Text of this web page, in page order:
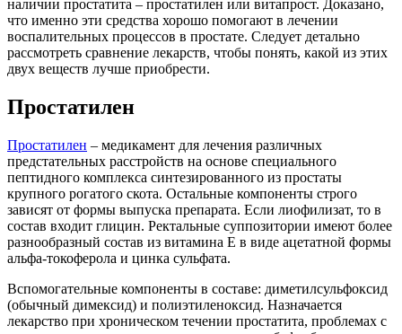
наличии простатита – простатилен или витапрост. Доказано,
что именно эти средства хорошо помогают в лечении
воспалительных процессов в простате. Следует детально
рассмотреть сравнение лекарств, чтобы понять, какой из этих
двух веществ лучше приобрести.
Простатилен
Простатилен – медикамент для лечения различных
предстательных расстройств на основе специального
пептидного комплекса синтезированного из простаты
крупного рогатого скота. Остальные компоненты строго
зависят от формы выпуска препарата. Если лиофилизат, то в
состав входит глицин. Ректальные суппозитории имеют более
разнообразный состав из витамина Е в виде ацетатной формы
альфа-токоферола и цинка сульфата.
Вспомогательные компоненты в составе: диметилсульфоксид
(обычный димексид) и полиэтиленоксид. Назначается
лекарство при хроническом течении простатита, проблемах с